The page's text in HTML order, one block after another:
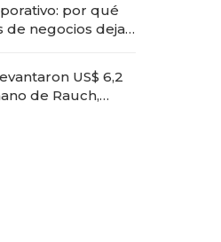
por qué
de negocios dejan
US$ 6,2
de Rauch,